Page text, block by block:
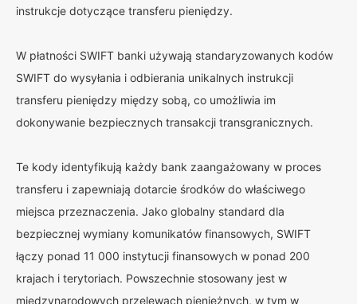
instrukcje dotyczące transferu pieniędzy.
W płatności SWIFT banki używają standaryzowanych kodów
SWIFT do wysyłania i odbierania unikalnych instrukcji
transferu pieniędzy między sobą, co umożliwia im
dokonywanie bezpiecznych transakcji transgranicznych.
Te kody identyfikują każdy bank zaangażowany w proces
transferu i zapewniają dotarcie środków do właściwego
miejsca przeznaczenia. Jako globalny standard dla
bezpiecznej wymiany komunikatów finansowych, SWIFT
łączy ponad 11 000 instytucji finansowych w ponad 200
krajach i terytoriach. Powszechnie stosowany jest w
międzynarodowych przelewach pieniężnych, w tym w